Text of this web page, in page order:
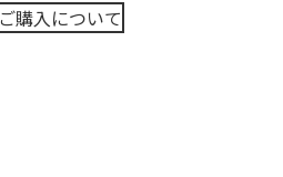
ご購入について